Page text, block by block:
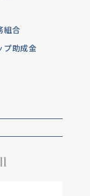
組合
プ助成金